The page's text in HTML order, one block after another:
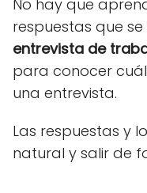
No hay que
respuestas que
entrevista de
para conocer
una entrevista.
Las respuestas y
natural y salir de